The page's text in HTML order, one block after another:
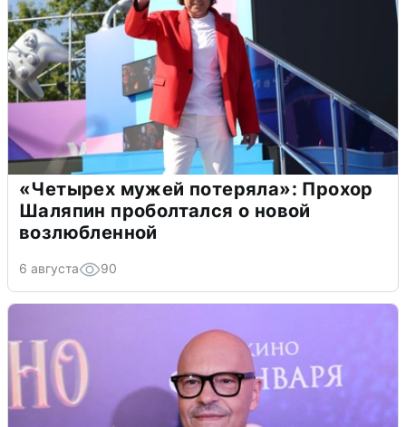
«Четырех мужей потеряла»: Прохор
Шаляпин проболтался о новой
возлюбленной
6 августа 90